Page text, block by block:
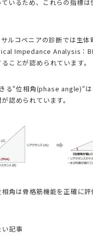
いるため、これらの指標
ルコペニアの診断では生
Impedance Analysis：
ことが認められています。
る“位相角(phase angle)“
認められています。
角は骨格筋機能を正確に
記事